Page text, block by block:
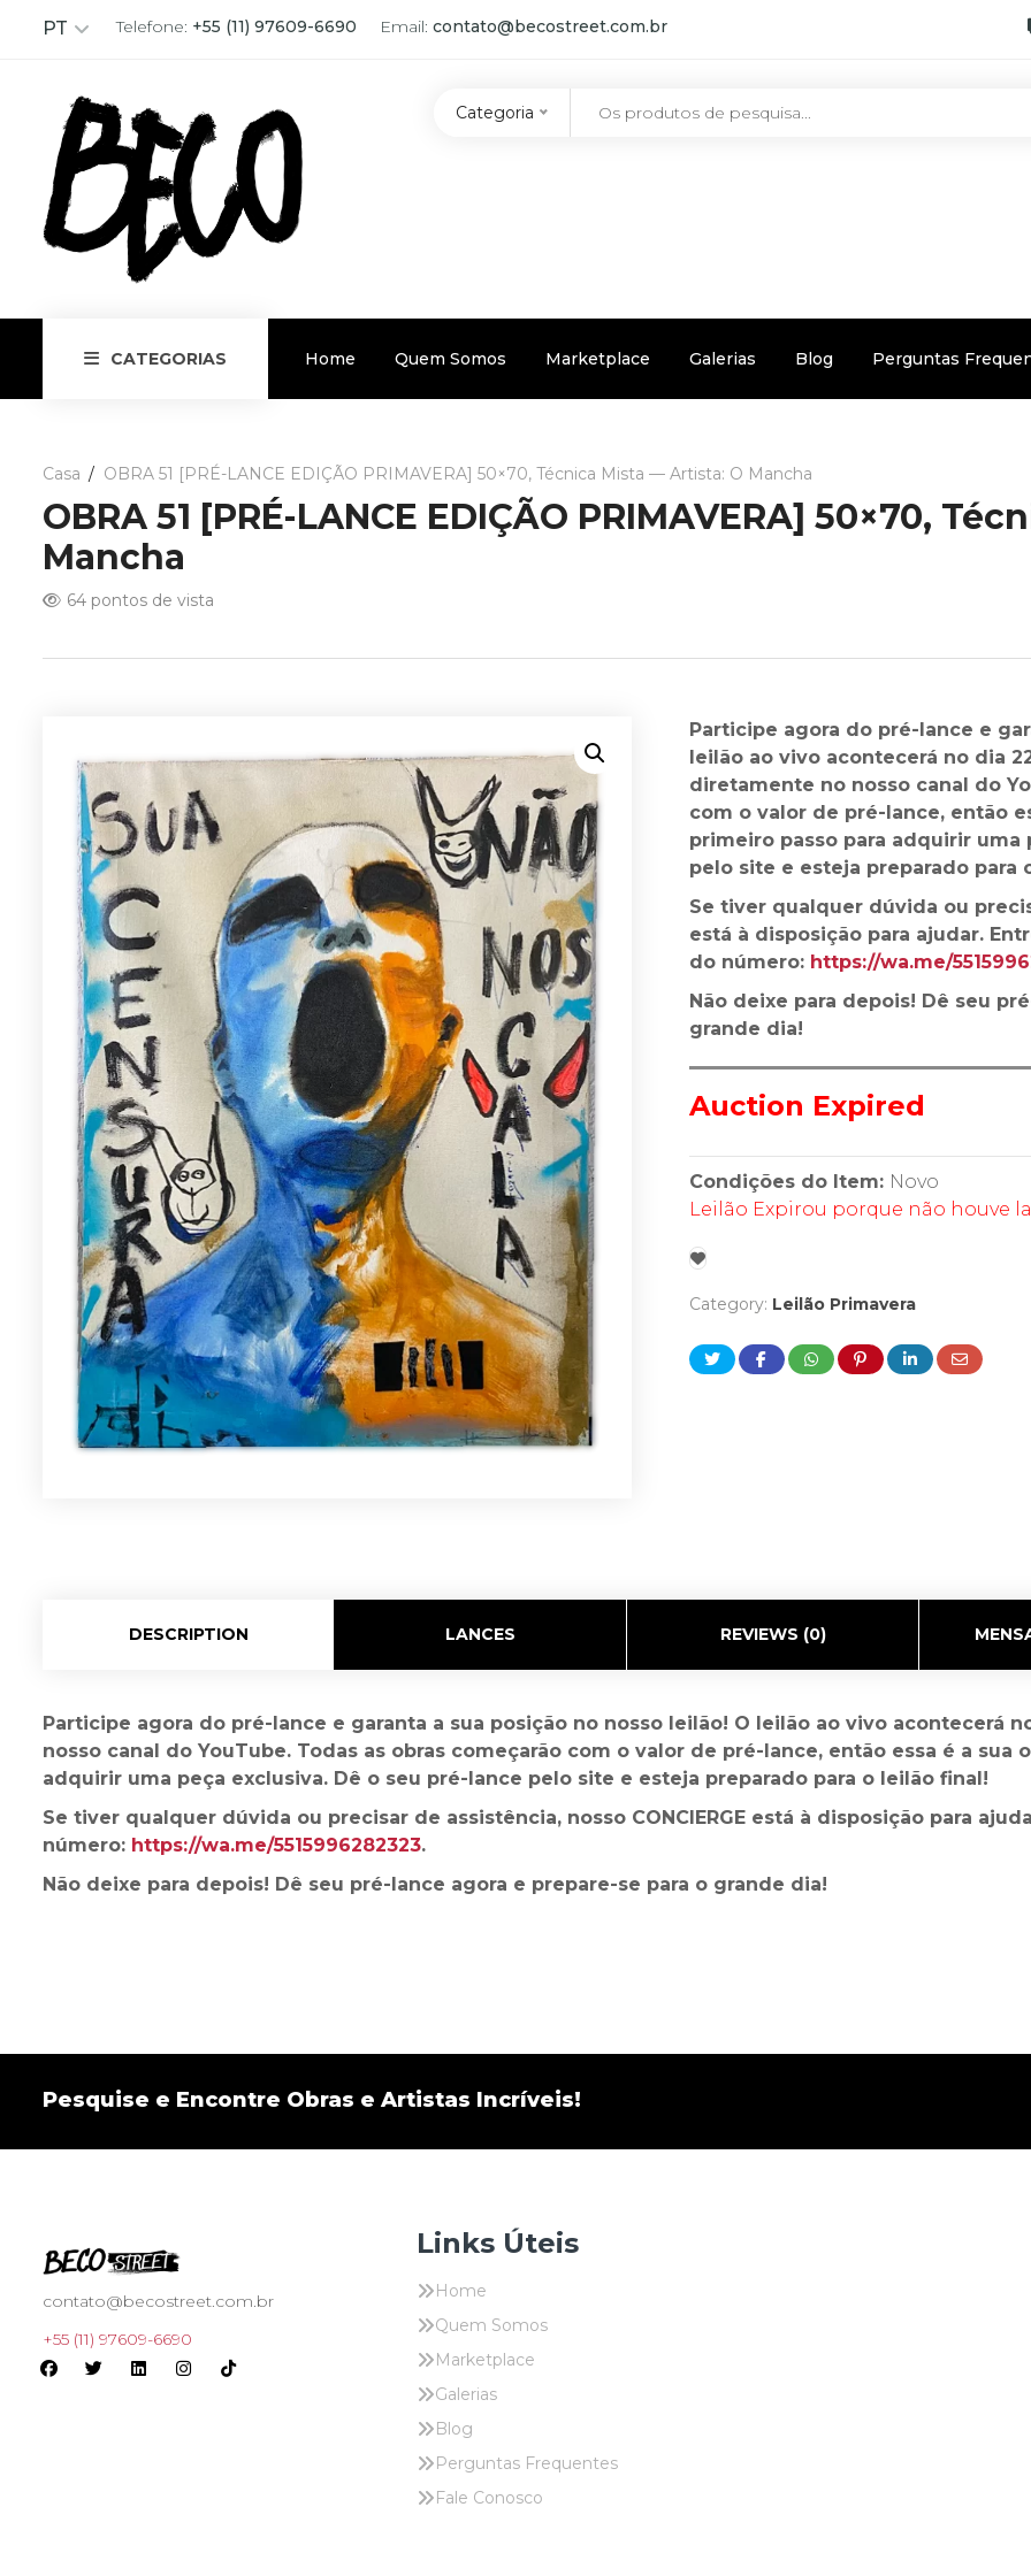
PT Telefone: +55 (11) 97609-6690 Email: contato@becostreet.com.br
Categoria
CATEGORIAS Home Quem Somos Marketplace Galerias Blog Perguntas
Casa OBRA 51 [PRÉ-LANCE EDIÇÃO PRIMAVERA] 50×70, Técnica Mista — Artista: O Mancha
OBRA 51 [PRÉ-LANCE EDIÇÃO PRIMAVERA] 50×70,
Mancha
64 pontos de vista
Participe agora do pré-lance e
leilão ao vivo acontecerá no dia
diretamente no nosso canal do
com o valor de pré-lance, então
primeiro passo para adquirir uma
pelo site e esteja preparado para
Se tiver qualquer dúvida ou
está à disposição para ajudar.
do número: https://wa.me/
Não deixe para depois! Dê seu
grande dia!
Auction Expired
Condições do Item: Novo
Leilão Expirou porque não houve
Category: Leilão Primavera
DESCRIPTION LANCES REVIEWS (0)
Participe agora do pré-lance e garanta a sua posição no nosso leilão! O leilão ao vivo acontecerá
nosso canal do YouTube. Todas as obras começarão com o valor de pré-lance, então essa é a
adquirir uma peça exclusiva. Dê o seu pré-lance pelo site e esteja preparado para o leilão final!
Se tiver qualquer dúvida ou precisar de assistência, nosso CONCIERGE está à disposição para
número: https://wa.me/5515996282323.
Não deixe para depois! Dê seu pré-lance agora e prepare-se para o grande dia!
Pesquise e Encontre Obras e Artistas Incríveis!
contato@becostreet.com.br
+55 (11) 97609-6690
Links Úteis
Home
Quem Somos
Marketplace
Galerias
Blog
Perguntas Frequentes
Fale Conosco